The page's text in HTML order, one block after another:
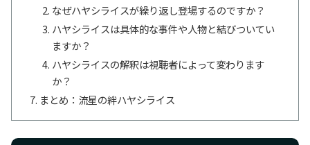
なぜハヤシライスが繰り返し登場するのですか？
ハヤシライスは具体的な事件や人物と結びついてい
ますか？
ハヤシライスの解釈は視聴者によって変わります
か？
まとめ：流星の絆ハヤシライス